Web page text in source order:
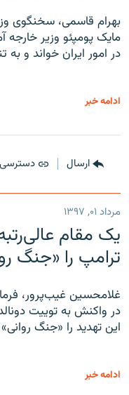
بهرام قاسمی، سخنگوی
مایک پومپئو وزیر خارجه
در امور ایران خواند و
ادامه خبر
ارسال
مرداد ۰۱, ۱۳۹۷
یک مقام
ترامپ را «جنگ
غلامحسین غیب‌پرور،
در واکنش به توییت
این تهدید را «جنگ
ادامه خبر